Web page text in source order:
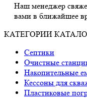
Наш менеджер
вами в ближайшее
КАТЕГОРИИ
Септики
Очистные
Накопительные
Кессоны для
Пластиковые